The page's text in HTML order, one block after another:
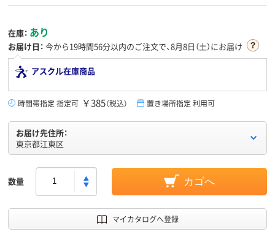
在庫： あり
お届け日： 今から19時間56分以内のご注文で、8月8日（土）にお届け
アスクル在庫商品
時間帯指定 指定可 ￥385（税込） 置き場所指定 利用可
お届け先住所：
東京都江東区
数量 カゴへ
マイカタログへ登録